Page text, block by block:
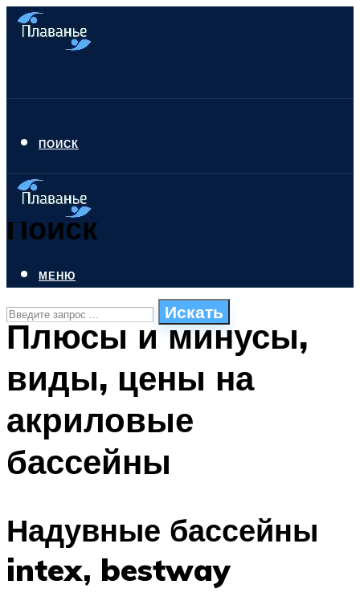
ПОИСК
Поиск
Искать
ПЛАВАНЬЕ ДЛЯ ДЕТЕЙ
БАССЕЙН ДЛЯ ДОМА
ОЧИСТКА БАССЕЙНОВ
МЕНЮ
Плюсы и минусы,
виды, цены на
акриловые
бассейны
Надувные бассейны
intex, bestway